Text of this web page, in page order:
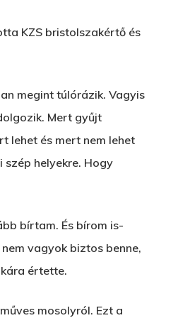
KZS bristolszakértő és
megint túlórázik. Vagyis
Mert gyűjt
lehet és mert nem lehet
szép helyekre. Hogy
bírtam. És bírom is-
vagyok biztos benne,
értette.
mosolyról. Ezt a